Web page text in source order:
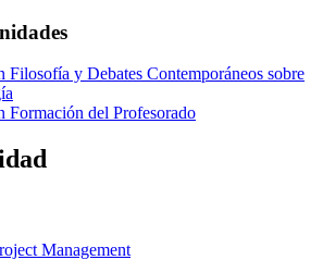
Filosofía y Debates Contemporáneos sobre
Formación del Profesorado
Management